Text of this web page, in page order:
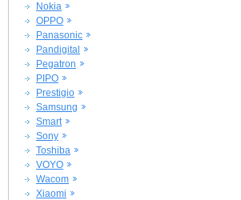
Nokia
OPPO
Panasonic
Pandigital
Pegatron
PIPO
Prestigio
Samsung
Smart
Sony
Toshiba
VOYO
Wacom
Xiaomi